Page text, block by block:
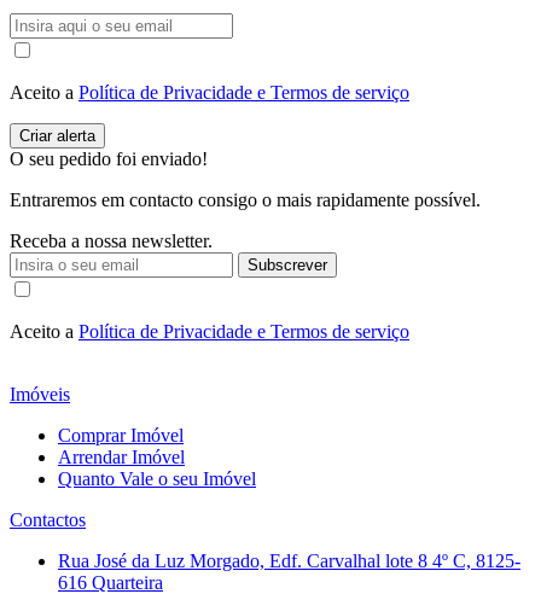
Aceito a Política de Privacidade e Termos de serviço
O seu pedido foi enviado!
Entraremos em contacto consigo o mais rapidamente possível.
Receba a nossa newsletter.
Subscrever
Aceito a Política de Privacidade e Termos de serviço
Imóveis
Comprar Imóvel
Arrendar Imóvel
Quanto Vale o seu Imóvel
Contactos
Rua José da Luz Morgado, Edf. Carvalhal lote 8 4º C, 8125-
616 Quarteira